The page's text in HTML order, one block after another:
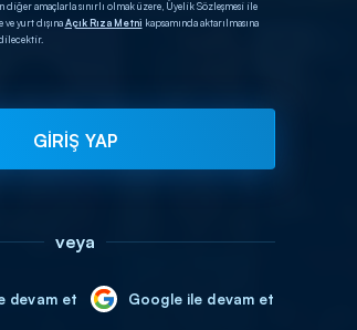
diğer amaçlarla sınırlı olmak üzere, Üyelik Sözleşmesi ile
yurt dışınaAçık Rıza Metni kapsamında aktarılmasına
GİRİŞ YAP
veya
devam et Google ile devam et